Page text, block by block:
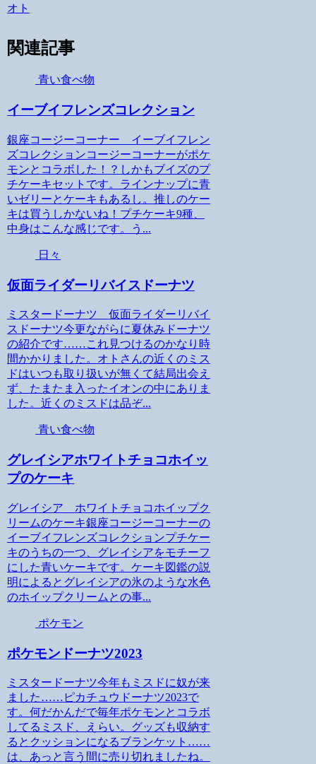
オト
関連記事
青い食べ物
イーブイフレンズコレクション
銀座コージーコーナー イーブイフレン
ズコレクションコージーコーナーがポケ
モンとコラボした！？しかもブイズのプ
チケーキセットです。ラインナップに青
いゼリーとケーキもあるし。推しのケー
キは買うしかないね！プチケーキ9種、
中身はこんな感じです。う...
日々
仮面ライダーリバイスドーナツ
ミスタードーナツ 仮面ライダーリバイ
スドーナツ今更ながらに夏休みドーナツ
の紹介です……これ見つけるのかなり時
間かかりました。オトさんの近くのミス
ドはいつも取り扱いが無くて結局出会え
ず、たまたま入ったイオンの中にありま
した。近くのミスドは品ぞ...
青い食べ物
グレイシアホワイトチョコホイッ
プのケーキ
グレイシア ホワイトチョコホイップク
リームのケーキ銀座コージーコーナーの
イーブイフレンズコレクションプチケー
キのうちの一つ、グレイシアをモチーフ
にした青いケーキです。ケーキ図鑑の説
明によるとグレイシアの氷のような水色
のホイップクリームとの事...
ポケモン
ポケモンドーナツ2023
ミスタードーナツ今年もミスドに奴が来
ました……ピカチュウドーナツ2023で
す。何だかんだで毎年ポケモンとコラボ
してるミスド、えらい。グッズも収納す
るとクッションになるブランケット……
は、あっと言う間に売り切れましたね。